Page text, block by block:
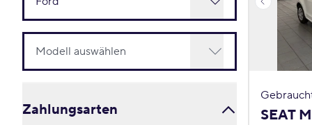
Zahlungsarten SEAT